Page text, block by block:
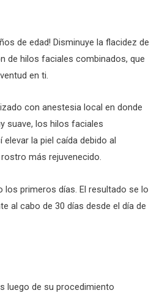
de edad! Disminuye la flacidez de
de hilos faciales combinados, que
en ti.
con anestesia local en donde
suave, los hilos faciales
la piel caída debido al
más rejuvenecido.
los primeros días. El resultado se lo
al cabo de 30 días desde el día de
luego de su procedimiento